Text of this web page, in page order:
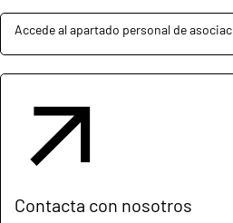
Accede al apartado personal de
Contacta con nosotros